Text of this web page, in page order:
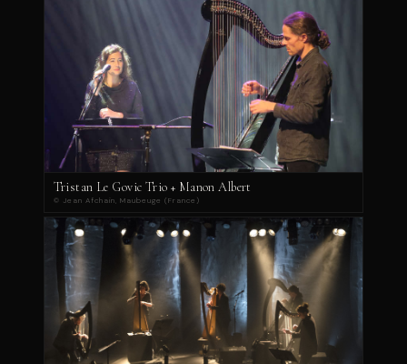
Tristan Le Govic Trio + Manon Albert
© Jean Afchain, Maubeuge (France)